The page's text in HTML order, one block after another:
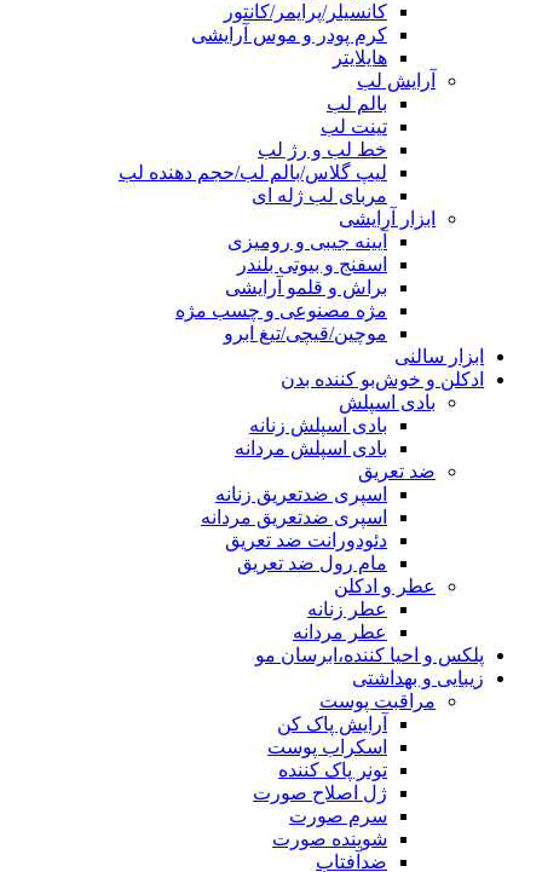
کانسیلر/پرایمر/کانتور
کرم پودر و موس آرایشی
هایلایتر
آرایش لب
بالم لب
تینت لب
خط لب و رژ لب
لیپ گلاس/بالم لب/حجم دهنده لب
مربای لب ژله ای
ابزار آرایشی
آیینه جیبی و رومیزی
اسفنج و بیوتی بلندر
براش و قلمو آرایشی
مژه مصنوعی و چسب مژه
موچین/قیچی/تیغ ابرو
ابزار سالنی
ادکلن و خوش‌بو کننده بدن
بادی اسپلش
بادی اسپلش زنانه
بادی اسپلش مردانه
ضد تعریق
اسپری ضدتعریق زنانه
اسپری ضدتعریق مردانه
دئودورانت ضد تعریق
مام رول ضد تعریق
عطر و ادکلن
عطر زنانه
عطر مردانه
پلکس و احیا کننده،ابرسان مو
زیبایی و بهداشتی
مراقبت پوست
آرایش پاک کن
اسکراب پوست
تونر پاک کننده
ژل اصلاح صورت
سرم صورت
شوینده صورت
ضدآفتاب